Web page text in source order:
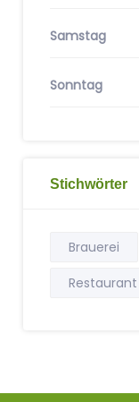
Samstag
Sonntag
Stichwörter
Brauerei
Restaurant